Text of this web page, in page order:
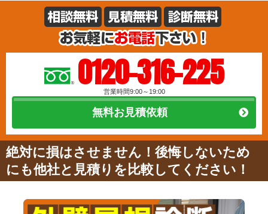
0120-316-225
営業時間9:00～19:00
無料お見積依頼
絶対に損はさせません！後悔しないため
にも他社と見積りを比較してください！